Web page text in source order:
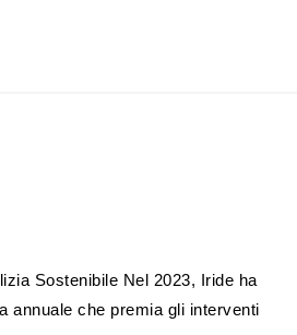
Sostenibile Nel 2023, Iride ha
annuale che premia gli interventi